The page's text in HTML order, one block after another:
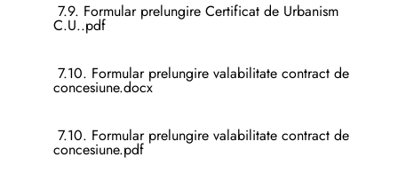
7.9. Formular prelungire Certificat de Urbanism
C.U..pdf
7.10. Formular prelungire valabilitate contract de
concesiune.docx
7.10. Formular prelungire valabilitate contract de
concesiune.pdf